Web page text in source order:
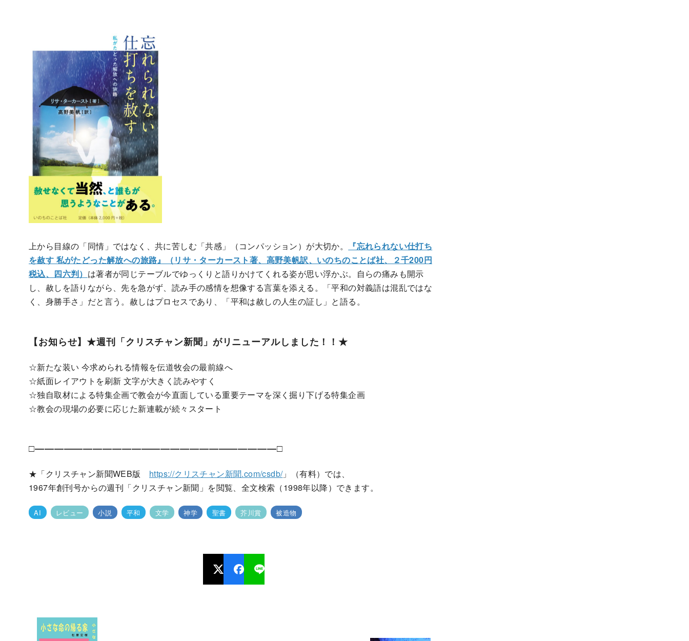
上から目線の「同情」ではなく、共に苦しむ「共感」（コンパッション）が大切か。
『忘れられない仕打ち
を赦す 私がたどった解放への旅路』（リサ・ターカースト著、高野美帆訳、いのちのことば社、２千200円
税込、四六判） は著者が同じテーブルでゆっくりと語りかけてくれる姿が思い浮かぶ。自らの痛みも開示
し、赦しを語りながら、先を急がず、読み手の感情を想像する言葉を添える。「平和の対義語は混乱ではな
く、身勝手さ」だと言う。赦しはプロセスであり、「平和は赦しの人生の証し」と語る。
【お知らせ】★週刊「クリスチャン新聞」がリニューアルしました！！★
☆新たな装い 今求められる情報を伝道牧会の最前線へ
☆紙面レイアウトを刷新 文字が大きく読みやすく
☆独自取材による特集企画で教会が今直面している重要テーマを深く掘り下げる特集企画
☆教会の現場の必要に応じた新連載が続々スタート
□―――――――――――――――――――――――――□
★「クリスチャン新聞WEB版 https://クリスチャン新聞.com/csdb/」（有料）では、
1967年創刊号からの週刊「クリスチャン新聞」を閲覧、全文検索（1998年以降）できます。
AI レビュー 小説 平和 文学 神学 聖書 芥川賞 被造物